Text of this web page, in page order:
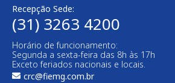
Recepção Sede:
(31) 3263 4200
Horário de funcionamento:
Segunda a sexta-feira das 8h às 17h
Exceto feriados nacionais e locais.
crc@fiemg.com.br